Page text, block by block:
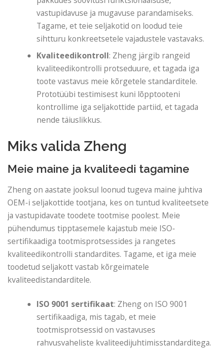
vastupidavuse ja mugavuse parandamiseks.
Tagame, et teie seljakotid on loodud teie
sihtturu konkreetsetele vajadustele vastavaks.
Kvaliteedikontroll: Zheng järgib rangeid
kvaliteedikontrolli protseduure, et tagada iga
toote vastavus meie kõrgetele standarditele.
Prototüübi testimisest kuni lõpptooteni
kontrollime iga seljakottide partiid, et tagada
nende täiuslikkus.
Miks valida Zheng
Meie maine ja kvaliteedi tagamine
Zheng on aastate jooksul loonud tugeva maine juhtiva
OEM-i seljakottide tootjana, kes on tuntud kvaliteetsete
ja vastupidavate toodete tootmise poolest. Meie
pühendumus tipptasemele kajastub meie ISO-
sertifikaadiga tootmisprotsessides ja rangetes
kvaliteedikontrolli standardites. Tagame, et iga meie
toodetud seljakott vastab kõrgeimatele
kvaliteedistandarditele.
ISO 9001 sertifikaat: Zheng on ISO 9001
sertifikaadiga, mis tagab, et meie
tootmisprotsessid on vastavuses
rahvusvaheliste kvaliteedijuhtimisstandarditega.